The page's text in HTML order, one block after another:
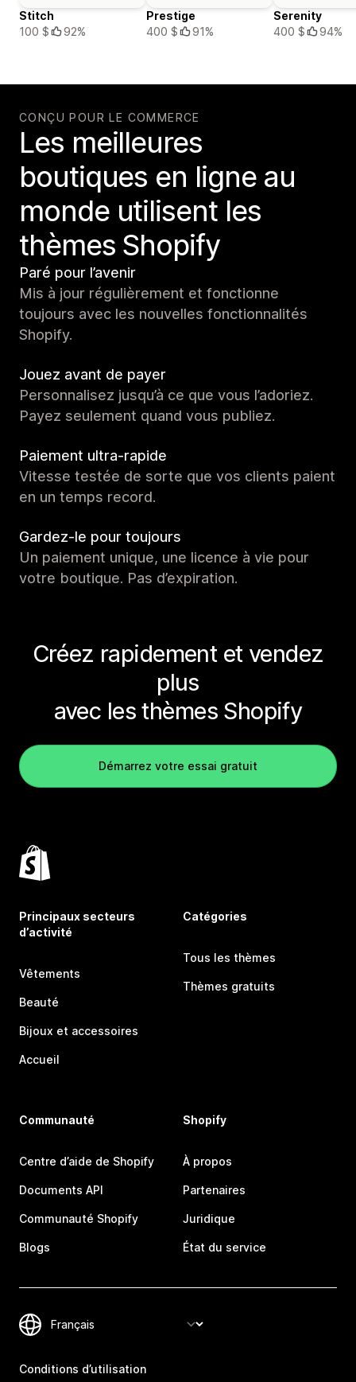
Stitch
100 $
92%
Prestige
400 $
91%
Serenity
400 $
94%
CONÇU POUR LE COMMERCE
Les meilleures
boutiques en ligne au
monde utilisent les
thèmes Shopify
Paré pour l’avenir
Mis à jour régulièrement et fonctionne
toujours avec les nouvelles fonctionnalités
Shopify.
Jouez avant de payer
Personnalisez jusqu’à ce que vous l’adoriez.
Payez seulement quand vous publiez.
Paiement ultra-rapide
Vitesse testée de sorte que vos clients paient
en un temps record.
Gardez-le pour toujours
Un paiement unique, une licence à vie pour
votre boutique. Pas d’expiration.
Créez rapidement et vendez
plus
avec les thèmes Shopify
Démarrez votre essai gratuit
Principaux secteurs
d’activité
Vêtements
Beauté
Bijoux et accessoires
Accueil
Catégories
Tous les thèmes
Thèmes gratuits
Communauté
Centre d’aide de Shopify
Documents API
Communauté Shopify
Blogs
Shopify
À propos
Partenaires
Juridique
État du service
Conditions d’utilisation